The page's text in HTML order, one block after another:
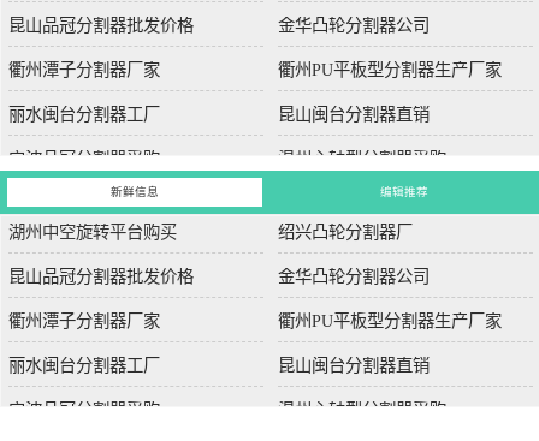
昆山品冠分割器批发价格 金华凸轮分割器公司
衢州潭子分割器厂家 衢州PU平板型分割器生产厂家
丽水闽台分割器工厂 昆山闽台分割器直销
宁波品冠分割器采购 温州心轴型分割器采购
新鲜信息 编辑推荐
湖州中空旋转平台购买 绍兴凸轮分割器厂
昆山品冠分割器批发价格 金华凸轮分割器公司
衢州潭子分割器厂家 衢州PU平板型分割器生产厂家
丽水闽台分割器工厂 昆山闽台分割器直销
宁波品冠分割器采购 温州心轴型分割器采购